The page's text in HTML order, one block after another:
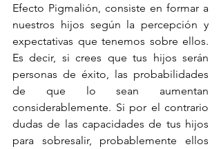
Efecto Pigmalión, consiste en formar a
nuestros hijos según la percepción y
expectativas que tenemos sobre ellos.
Es decir, si crees que tus hijos serán
personas de éxito, las probabilidades
de que lo sean aumentan
considerablemente. Si por el contrario
dudas de las capacidades de tus hijos
para sobresalir, probablemente ellos